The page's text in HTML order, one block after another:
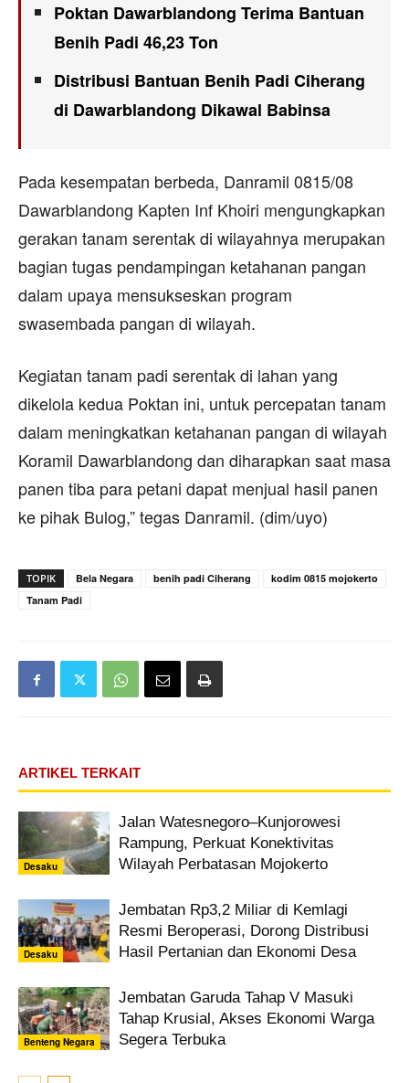
Poktan Dawarblandong Terima Bantuan
Benih Padi 46,23 Ton
Distribusi Bantuan Benih Padi Ciherang
di Dawarblandong Dikawal Babinsa
Pada kesempatan berbeda, Danramil 0815/08
Dawarblandong Kapten Inf Khoiri mengungkapkan
gerakan tanam serentak di wilayahnya merupakan
bagian tugas pendampingan ketahanan pangan
dalam upaya mensukseskan program
swasembada pangan di wilayah.
Kegiatan tanam padi serentak di lahan yang
dikelola kedua Poktan ini, untuk percepatan tanam
dalam meningkatkan ketahanan pangan di wilayah
Koramil Dawarblandong dan diharapkan saat masa
panen tiba para petani dapat menjual hasil panen
ke pihak Bulog,” tegas Danramil. (dim/uyo)
TOPIK Bela Negara benih padi Ciherang
kodim 0815 mojokerto
Tanam Padi
ARTIKEL TERKAIT
Desaku
Jalan Watesnegoro–Kunjorowesi
Rampung, Perkuat Konektivitas
Wilayah Perbatasan Mojokerto
Desaku
Jembatan Rp3,2 Miliar di Kemlagi
Resmi Beroperasi, Dorong Distribusi
Hasil Pertanian dan Ekonomi Desa
Benteng Negara
Jembatan Garuda Tahap V Masuki
Tahap Krusial, Akses Ekonomi Warga
Segera Terbuka